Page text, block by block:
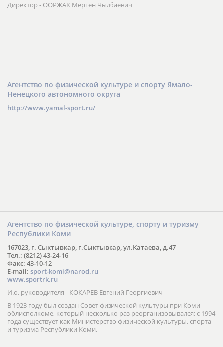
Директор - ООРЖАК Мерген Чылбаевич
Агентство по физической культуре и спорту Ямало-
Ненецкого автономного округа
http://www.yamal-sport.ru/
Агентство по физической культуре, спорту и туризму
Республики Коми
167023, г. Сыктывкар, г.Сыктывкар, ул.Катаева, д.47
Тел.: (8212) 43-24-16
Факс: 43-10-12
E-mail: sport-komi@narod.ru
www.sportrk.ru
И.о. руководителя - КОКАРЕВ Евгений Георгиевич
В 1923 году был создан Совет физической культуры при Коми
облисполкоме, который несколько раз реорганизовывался; с 1994
года существует как Министерство физической культуры, спорта
и туризма Республики Коми.